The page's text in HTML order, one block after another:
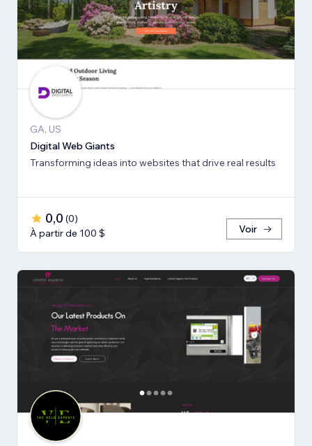
GA, US
Digital Web Giants
Transforming ideas into websites that drive real results
0,0 (0)
À partir de 100 $
Voir